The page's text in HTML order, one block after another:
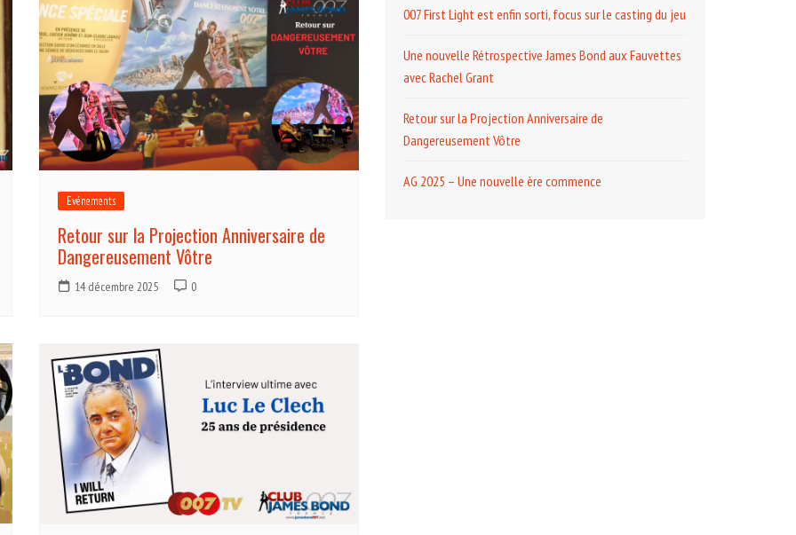
Evénements
Retour sur la Projection Anniversaire de
Dangereusement Vôtre
14 décembre 2025 0
007 First Light est enfin sorti, focus sur le casting du jeu
Une nouvelle Rétrospective James Bond aux Fauvettes
avec Rachel Grant
Retour sur la Projection Anniversaire de
Dangereusement Vôtre
AG 2025 – Une nouvelle ère commence